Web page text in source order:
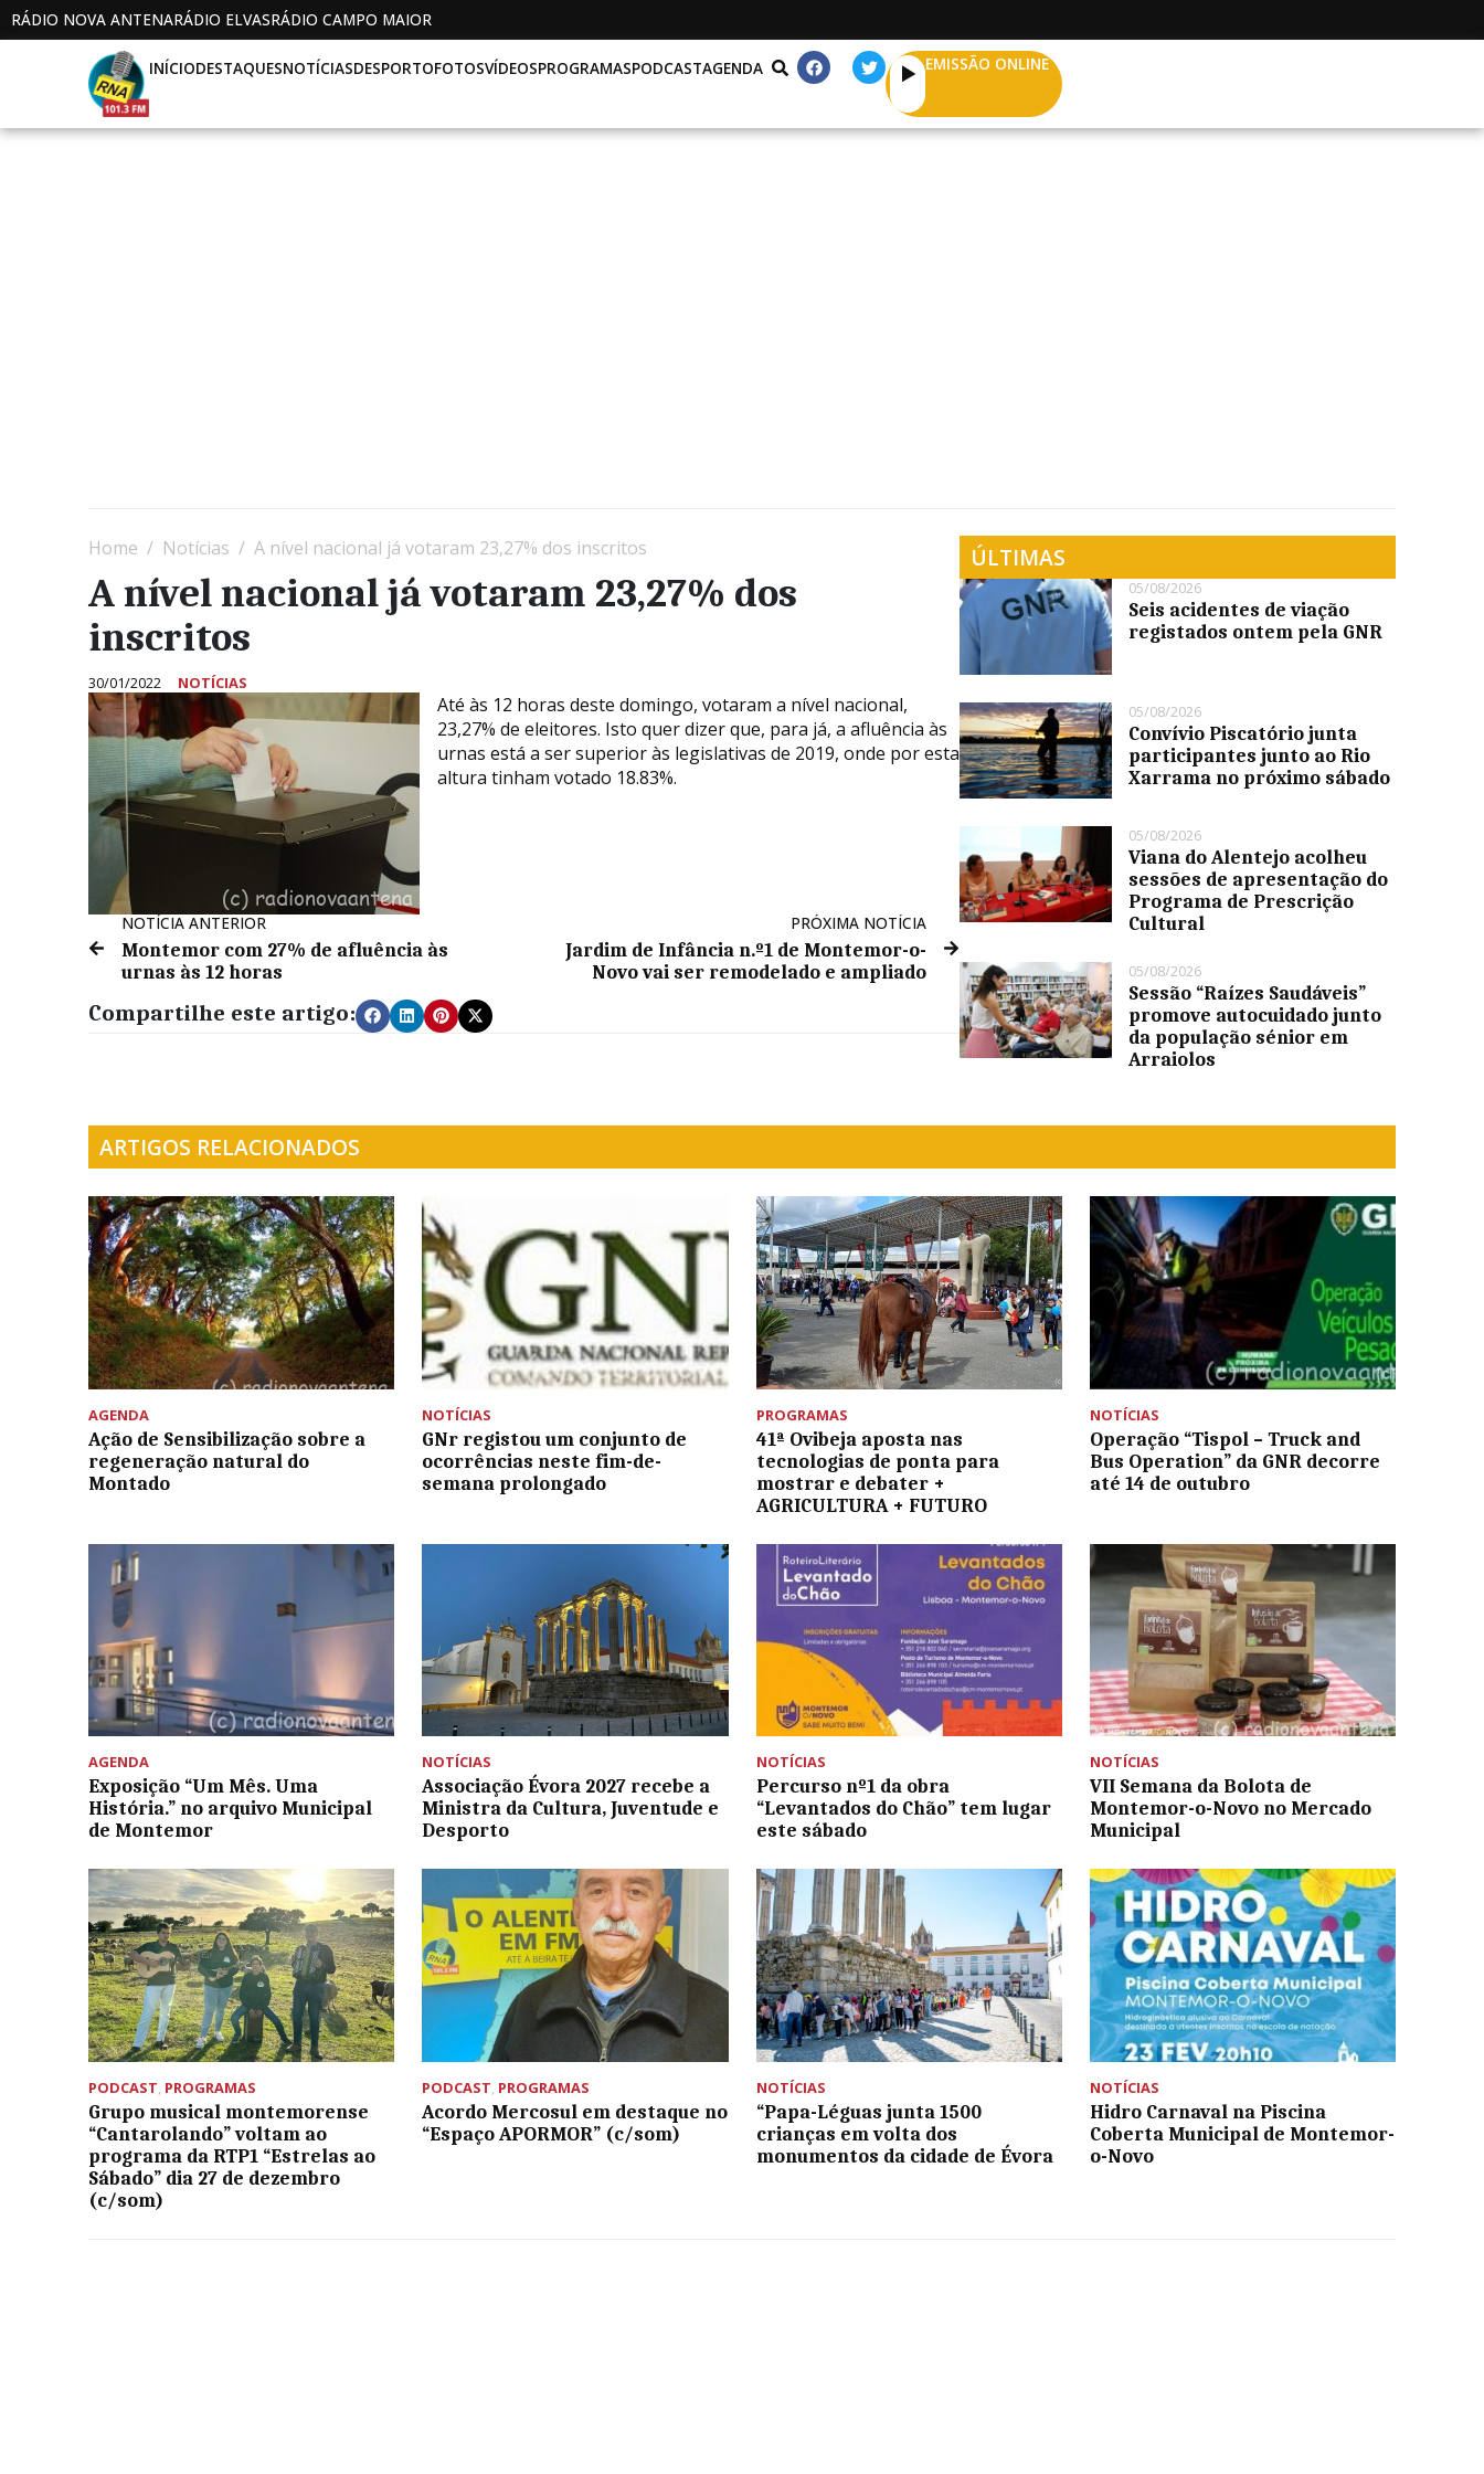
RÁDIO NOVA ANTENARÁDIO ELVASRÁDIO CAMPO MAIOR
INÍCIODESTAQUESNOTÍCIASDESPORTOFOTOSVÍDEOSPROGRAMASPODCASTAGENDA EMISSÃO ONLINE
Home Notícias A nível nacional já votaram 23,27% dos inscritos
A nível nacional já votaram 23,27% dos
inscritos
30/01/2022 NOTÍCIAS
Até às 12 horas deste domingo, votaram a nível nacional,
23,27% de eleitores. Isto quer dizer que, para já, a afluência às
urnas está a ser superior às legislativas de 2019, onde por esta
altura tinham votado 18.83%.
NOTÍCIA ANTERIOR
Montemor com 27% de afluência às
urnas às 12 horas
PRÓXIMA NOTÍCIA
Jardim de Infância n.º1 de Montemor-o-
Novo vai ser remodelado e ampliado
Compartilhe este artigo:
ÚLTIMAS
05/08/2026
Seis acidentes de viação
registados ontem pela GNR
05/08/2026
Convívio Piscatório junta
participantes junto ao Rio
Xarrama no próximo sábado
05/08/2026
Viana do Alentejo acolheu
sessões de apresentação do
Programa de Prescrição
Cultural
05/08/2026
Sessão “Raízes Saudáveis”
promove autocuidado junto
da população sénior em
Arraiolos
ARTIGOS RELACIONADOS
AGENDA
Ação de Sensibilização sobre a
regeneração natural do
Montado
NOTÍCIAS
GNr registou um conjunto de
ocorrências neste fim-de-
semana prolongado
PROGRAMAS
41ª Ovibeja aposta nas
tecnologias de ponta para
mostrar e debater +
AGRICULTURA + FUTURO
NOTÍCIAS
Operação “Tispol – Truck and
Bus Operation” da GNR decorre
até 14 de outubro
AGENDA
Exposição “Um Mês. Uma
História.” no arquivo Municipal
de Montemor
NOTÍCIAS
Associação Évora 2027 recebe a
Ministra da Cultura, Juventude e
Desporto
NOTÍCIAS
Percurso nº1 da obra
“Levantados do Chão” tem lugar
este sábado
NOTÍCIAS
VII Semana da Bolota de
Montemor-o-Novo no Mercado
Municipal
PODCAST, PROGRAMAS
Grupo musical montemorense
“Cantarolando” voltam ao
programa da RTP1 “Estrelas ao
Sábado” dia 27 de dezembro
(c/som)
PODCAST, PROGRAMAS
Acordo Mercosul em destaque no
“Espaço APORMOR” (c/som)
NOTÍCIAS
“Papa-Léguas junta 1500
crianças em volta dos
monumentos da cidade de Évora
NOTÍCIAS
Hidro Carnaval na Piscina
Coberta Municipal de Montemor-
o-Novo